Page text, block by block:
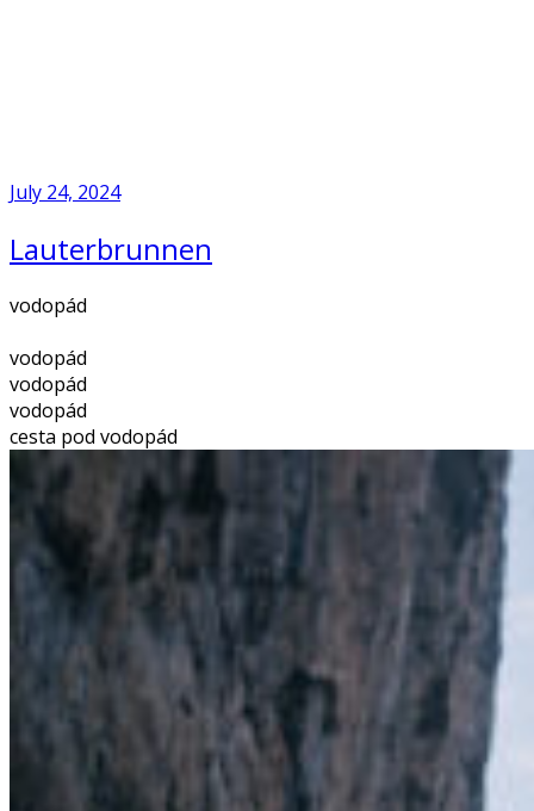
July 24, 2024
Lauterbrunnen
vodopád
vodopád
vodopád
vodopád
cesta pod vodopád